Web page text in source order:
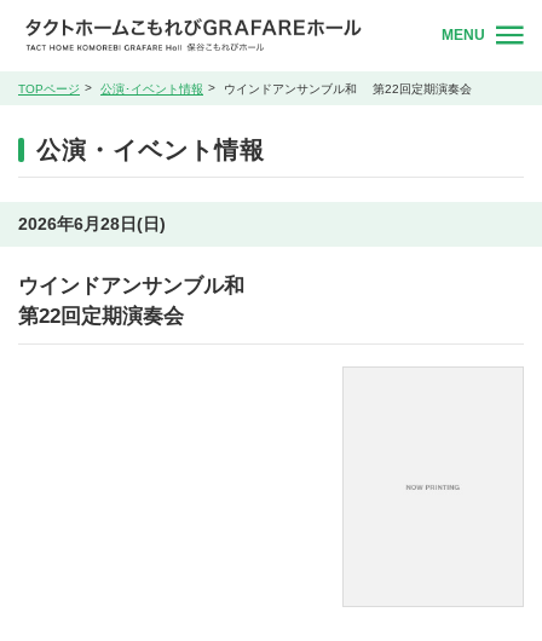
MENU
TOPページ 公演･イベント情報 ウインドアンサンブル和 第22回定期演奏会
公演・イベント情報
2026年6月28日(日)
ウインドアンサンブル和
第22回定期演奏会